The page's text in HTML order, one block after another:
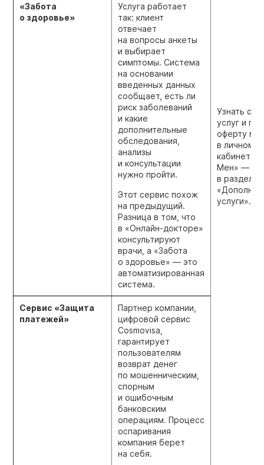
Узнать
услуг и
оферту
в личном
кабинете
Мен» —
в разделе
услуги».
«Забота
о здоровье»
Услуга работает
так: клиент
отвечает
на вопросы анкеты
и выбирает
симптомы. Система
на основании
введенных данных
сообщает, есть ли
риск заболеваний
и какие
дополнительные
обследования,
анализы
и консультации
нужно пройти.
Этот сервис похож
на предыдущий.
Разница в том, что
в «Онлайн-докторе»
консультируют
врачи, а «Забота
о здоровье» — это
автоматизированная
система.
Сервис «Защита
платежей»
Партнер компании,
цифровой сервис
Cosmovisa,
гарантирует
пользователям
возврат денег
по мошенническим,
спорным
и ошибочным
банковским
операциям. Процесс
оспаривания
компания берет
на себя.